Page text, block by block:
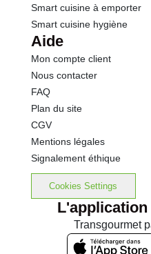
Smart cuisine à emporter
Smart cuisine hygiène
Aide
Mon compte client
Nous contacter
FAQ
Plan du site
CGV
Mentions légales
Signalement éthique
Cookies Settings
Transgourmet